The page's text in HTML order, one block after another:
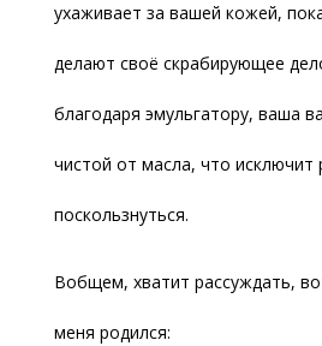
ухаживает за вашей кожей,
делают своё скрабирующее
благодаря эмульгатору, ваша
чистой от масла, что исключит
поскользнуться.
Вобщем, хватит рассуждать,
меня родился: